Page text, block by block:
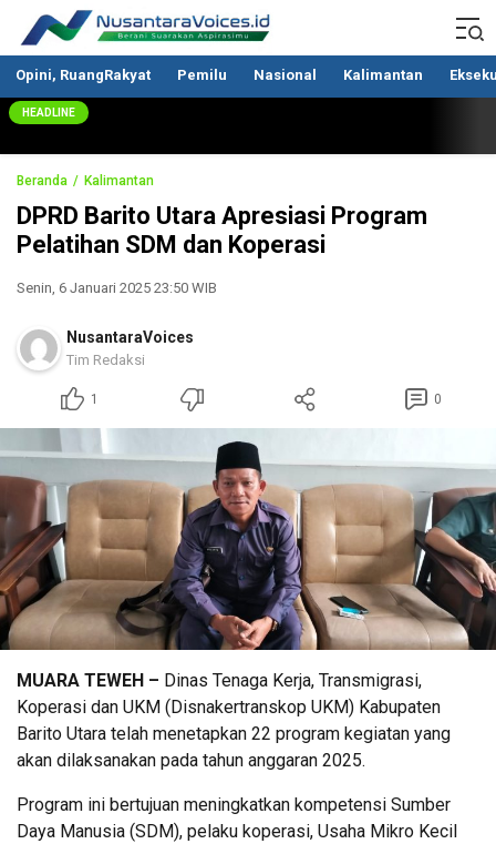
Nusantaravoices.id
Berani Suarakan Aspirasimu
Opini, RuangRakyat Pemilu Nasional Kalimantan
HEADLINE
Beranda Kalimantan
DPRD Barito Utara Apresiasi Program
Pelatihan SDM dan Koperasi
Senin, 6 Januari 2025 23:50 WIB
NusantaraVoices
Tim Redaksi
1 0
MUARA TEWEH – Dinas Tenaga Kerja, Transmigrasi,
Koperasi dan UKM (Disnakertranskop UKM) Kabupaten
Barito Utara telah menetapkan 22 program kegiatan yang
akan dilaksanakan pada tahun anggaran 2025.
Program ini bertujuan meningkatkan kompetensi Sumber
Daya Manusia (SDM), pelaku koperasi, Usaha Mikro Kecil